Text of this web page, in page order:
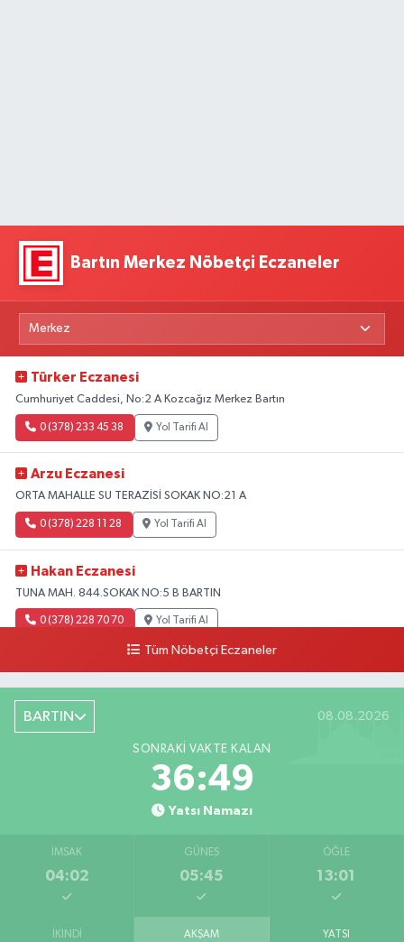
Bartın Merkez Nöbetçi Eczaneler
Türker Eczanesi
Cumhuriyet Caddesi, No:2 A Kozcağız Merkez Bartın
0 (378) 233 45 38 Yol Tarifi Al
Arzu Eczanesi
ORTA MAHALLE SU TERAZİSİ SOKAK NO:21 A
0 (378) 228 11 28 Yol Tarifi Al
Hakan Eczanesi
TUNA MAH. 844.SOKAK NO:5 B BARTIN
0 (378) 228 70 70 Yol Tarifi Al
Tüm Nöbetçi Eczaneler
BARTIN 08.08.2026
SONRAKI VAKTE KALAN
36:48
Yatsı Namazı
İMSAK
04:02
GÜNEŞ
05:45
ÖĞLE
13:01
İKINDI AKŞAM YATSI